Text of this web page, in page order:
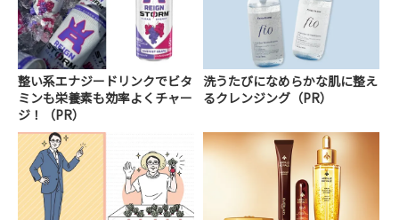
整い系エナジードリンクでビタ
ミンも栄養素も効率よくチャー
ジ！（PR）
洗うたびになめらかな肌に整え
るクレンジング（PR）